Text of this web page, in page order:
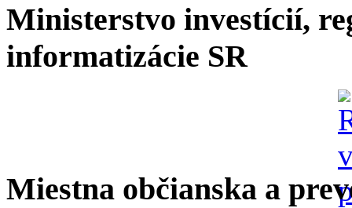
Ministerstvo investícií,
informatizácie SR
Miestna občianska a